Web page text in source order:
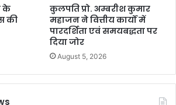
के
की
कुलपति प्रो. अम्बरीश कुमार
महाजन ने वित्तीय कार्यों में
पारदर्शिता एवं समयबद्धता पर
दिया जोर
August 5, 2026